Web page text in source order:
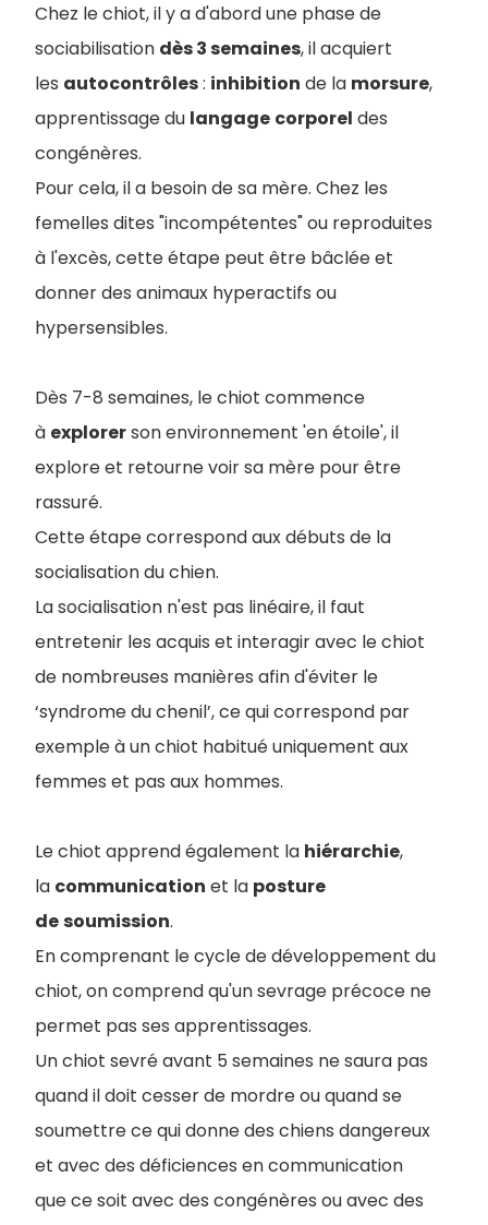
Chez le chiot, il y a d'abord une phase de
sociabilisation dès 3 semaines, il acquiert
les autocontrôles: inhibition de la morsure,
apprentissage du langage corporel des
congénères.
Pour cela, il a besoin de sa mère. Chez les
femelles dites "incompétentes" ou reproduites
à l'excès, cette étape peut être bâclée et
donner des animaux hyperactifs ou
hypersensibles.
Dès 7-8 semaines, le chiot commence
à explorerson environnement 'en étoile', il
explore et retourne voir sa mère pour être
rassuré.
Cette étape correspond aux débuts de la
socialisation du chien.
La socialisation n'est pas linéaire, il faut
entretenir les acquis et interagir avec le chiot
de nombreuses manières afin d'éviter le
‘syndrome du chenil’, ce qui correspond par
exemple à un chiot habitué uniquement aux
femmes et pas aux hommes.
Le chiot apprend également la hiérarchie,
la communication et la posture
desoumission.
En comprenant le cycle de développement du
chiot, on comprend qu'un sevrage précoce ne
permet pas ses apprentissages.
Un chiot sevré avant 5 semaines ne saura pas
quand il doit cesser de mordre ou quand se
soumettre ce qui donne des chiens dangereux
et avec des déficiences en communication
que ce soit avec des congénères ou avec des